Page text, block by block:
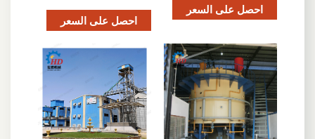
احصل على السعر
احصل على السعر